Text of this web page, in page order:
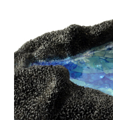
Auteur/autrice